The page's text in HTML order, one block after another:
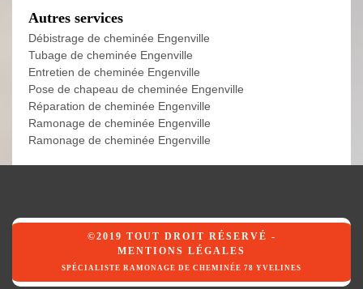
Autres services
Débistrage de cheminée Engenville
Tubage de cheminée Engenville
Entretien de cheminée Engenville
Pose de chapeau de cheminée Engenville
Réparation de cheminée Engenville
Ramonage de cheminée Engenville
Ramonage de cheminée Engenville
©2019 TOUT DROIT RÉSERVÉ -
MENTIONS LÉGALES
SPÉCIALISTE RAMONAGE DE CHEMINÉE 78 YVELINES